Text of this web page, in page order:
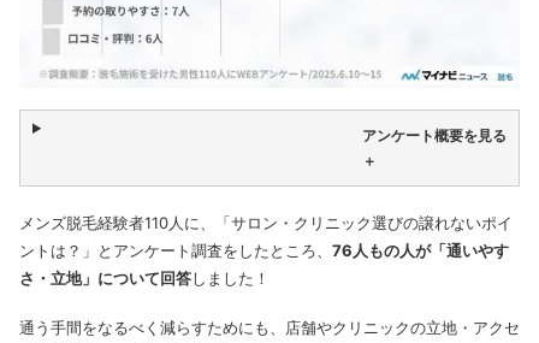
アンケート概要を見る
＋
メンズ脱毛経験者110人に、「サロン・クリニック選びの譲れないポイ
ントは？」とアンケート調査をしたところ、 76人もの人が「通いやす
さ・立地」について回答しました！
通う手間をなるべく減らすためにも、店舗やクリニックの立地・アクセ